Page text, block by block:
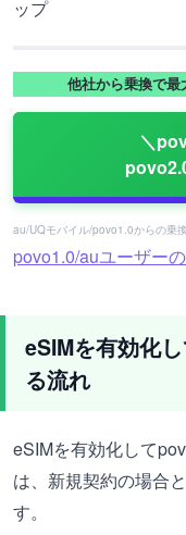
ップ
他社から乗換で最
＼
au/UQモバイル/povo1.0からの乗
povo1.0/auユーザー
eSIMを有効化
る流れ
eSIMを有効化して
は、新規契約の場合
す。